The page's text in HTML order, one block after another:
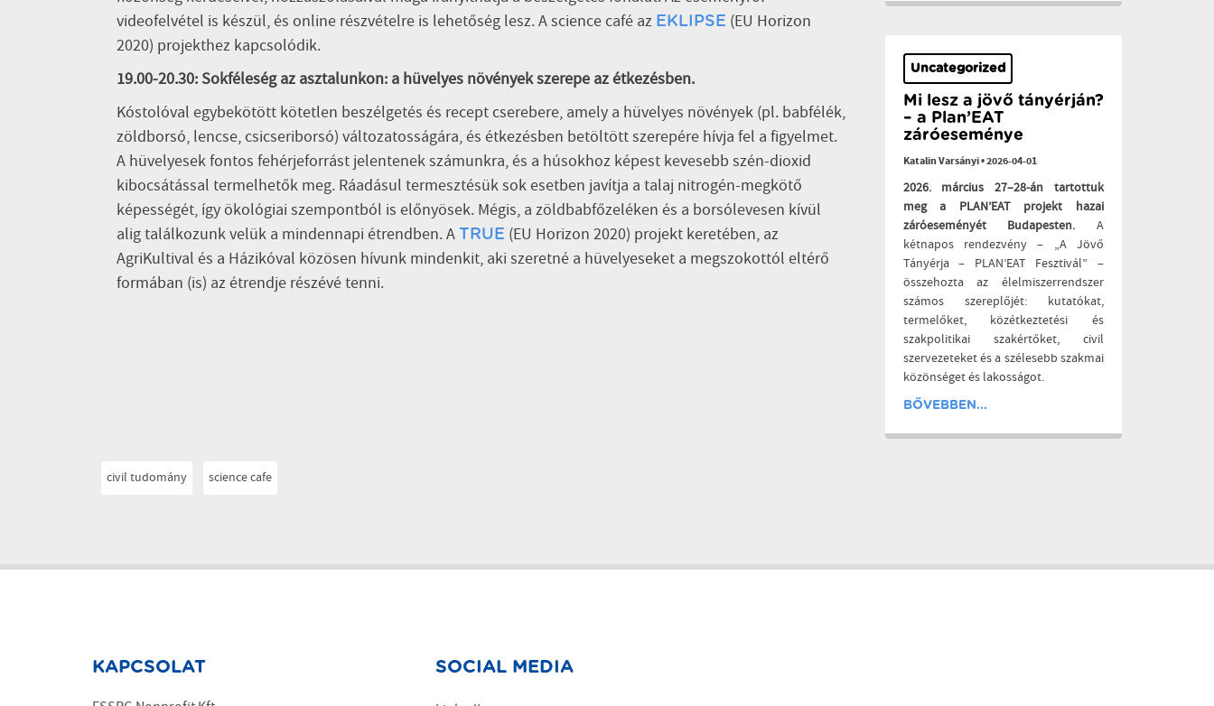
videofelvétel is készül, és online részvételre is lehetőség lesz. A science café az EKLIPSE (EU Horizon
2020) projekthez kapcsolódik.
19.00-20.30: Sokféleség az asztalunkon: a hüvelyes növények szerepe az étkezésben.
Kóstolóval egybekötött kötetlen beszélgetés és recept cserebere, amely a hüvelyes növények (pl. babfélék,
zöldborsó, lencse, csicseriborsó) változatosságára, és étkezésben betöltött szerepére hívja fel a figyelmet.
A hüvelyesek fontos fehérjeforrást jelentenek számunkra, és a húsokhoz képest kevesebb szén-dioxid
kibocsátással termelhetők meg. Ráadásul termesztésük sok esetben javítja a talaj nitrogén-megkötő
képességét, így ökológiai szempontból is előnyösek. Mégis, a zöldbabfőzeléken és a borsólevesen kívül
alig találkozunk velük a mindennapi étrendben. A TRUE (EU Horizon 2020) projekt keretében, az
AgriKultival és a Házikóval közösen hívunk mindenkit, aki szeretné a hüvelyeseket a megszokottól eltérő
formában (is) az étrendje részévé tenni.
civil tudomány science cafe
Uncategorized
Mi lesz a jövő tányérján?
– a Plan’EAT
záróeseménye
Katalin Varsányi•2026-04-01
2026. március 27–28-án tartottuk
meg a PLAN’EAT projekt hazai
záróeseményét Budapesten. A
kétnapos rendezvény – „A Jövő
Tányérja – PLAN’EAT Fesztivál” –
összehozta az élelmiszerrendszer
számos szereplőjét: kutatókat,
termelőket, közétkeztetési és
szakpolitikai szakértőket, civil
szervezeteket és a szélesebb szakmai
közönséget és lakosságot.
BŐVEBBEN...
KAPCSOLAT SOCIAL MEDIA